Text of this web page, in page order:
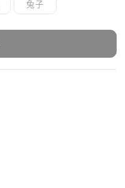
兔子